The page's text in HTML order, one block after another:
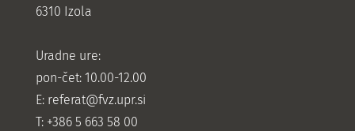
6310 Izola
Uradne ure:
pon-čet: 10.00-12.00
E: referat@fvz.upr.si
T: +386 5 663 58 00